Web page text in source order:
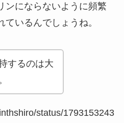
ンにならないように頻繁
いるんでしょうね。
するのは大
status/1793153243